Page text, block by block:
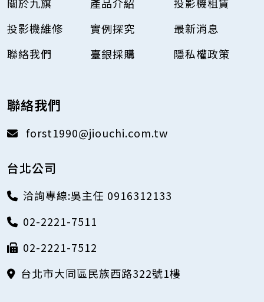
投影機維修
實例探究
最新消息
聯絡我們
臺銀採購 隱私權政策
聯絡我們
forst1990@jiouchi.com.tw
台北公司
洽詢專線:吳主任 0916312133
02-2221-7511
02-2221-7512
台北市大同區民族西路322號1樓